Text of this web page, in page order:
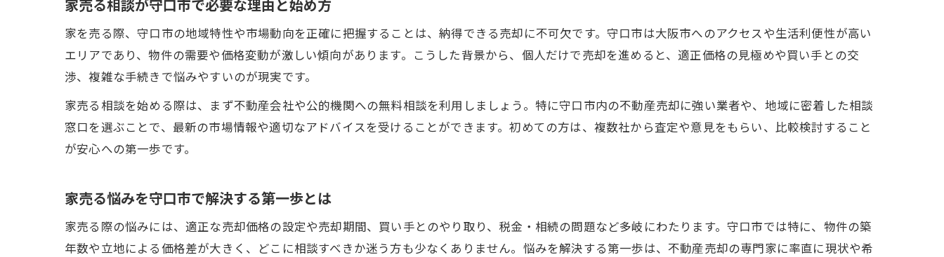
家売る悩みを守口市の窓口で解決する方法
家売る相談を活用した不動産売却成功の秘訣
家売る時に役立つ守口市の信頼窓口とその選び方
家売る相談が守口市で必要な理由と始め方
家を売る際、守口市の地域特性や市場動向を正確に把握することは、納得できる売却に不可欠です。守口市は大阪市へのアクセスや生活利便性が高い
エリアであり、物件の需要や価格変動が激しい傾向があります。こうした背景から、個人だけで売却を進めると、適正価格の見極めや買い手との交
渉、複雑な手続きで悩みやすいのが現実です。
家売る相談を始める際は、まず不動産会社や公的機関への無料相談を利用しましょう。特に守口市内の不動産売却に強い業者や、地域に密着した相談
窓口を選ぶことで、最新の市場情報や適切なアドバイスを受けることができます。初めての方は、複数社から査定や意見をもらい、比較検討すること
が安心への第一歩です。
家売る悩みを守口市で解決する第一歩とは
家売る際の悩みには、適正な売却価格の設定や売却期間、買い手とのやり取り、税金・相続の問題など多岐にわたります。守口市では特に、物件の築
年数や立地による価格差が大きく、どこに相談すべきか迷う方も少なくありません。悩みを解決する第一歩は、不動産売却の専門家に率直に現状や希